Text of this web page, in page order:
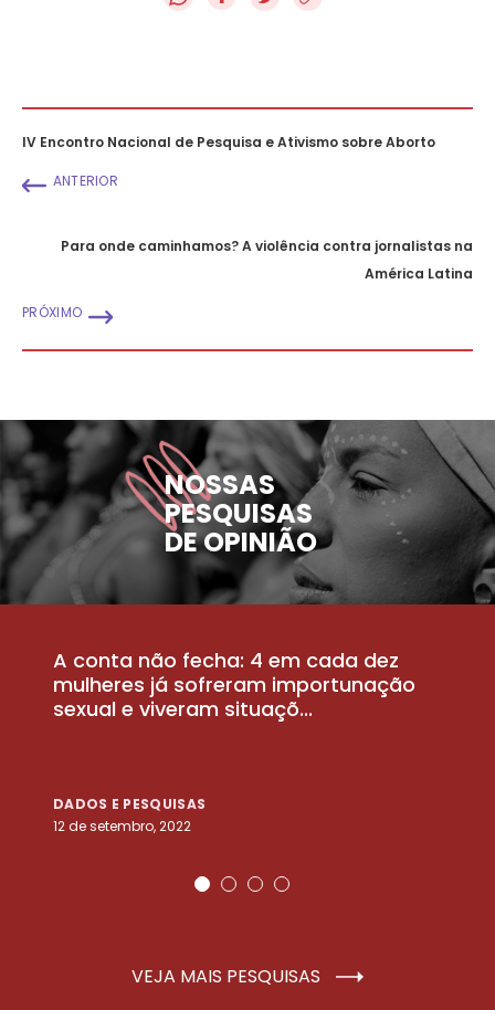
IV Encontro Nacional de Pesquisa e Ativismo sobre Aborto
ANTERIOR
Para onde caminhamos? A violência contra jornalistas na
América Latina
PRÓXIMO
NOSSAS
PESQUISAS
DE OPINIÃO
A conta não fecha: 4 em cada dez
mulheres já sofreram importunação
sexual e viveram situaçõ...
DADOS E PESQUISAS
12 de setembro, 2022
VEJA MAIS PESQUISAS